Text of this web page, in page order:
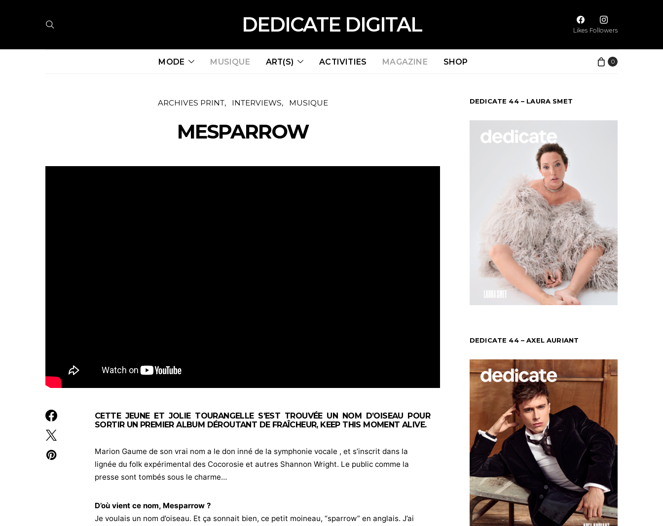
DEDICATE DIGITAL Likes Followers
MODE MUSIQUE ART(S) ACTIVITIES MAGAZINE SHOP 0
ARCHIVES PRINT INTERVIEWS MUSIQUE
MESPARROW
CETTE JEUNE ET JOLIE TOURANGELLE S’EST TROUVÉE UN NOM D’OISEAU POUR
SORTIR UN PREMIER ALBUM DÉROUTANT DE FRAÎCHEUR, KEEP THIS MOMENT ALIVE.
Marion Gaume de son vrai nom a le don inné de la symphonie vocale , et s’inscrit dans la
lignée du folk expérimental des Cocorosie et autres Shannon Wright. Le public comme la
presse sont tombés sous le charme…
D’où vient ce nom, Mesparrow ?
Je voulais un nom d’oiseau. Et ça sonnait bien, ce petit moineau, “sparrow” en anglais. J’ai
DEDICATE 44 – LAURA SMET
DEDICATE 44 – AXEL AURIANT